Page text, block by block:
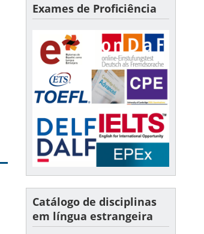
Exames de Proficiência
Catálogo de disciplinas
em língua estrangeira